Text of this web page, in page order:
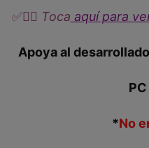
✅👉🏼​​ Toca aquí para
Apoya al
*No